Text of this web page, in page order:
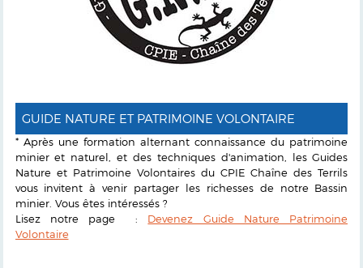
GUIDE NATURE ET PATRIMOINE VOLONTAIRE
* Après une formation alternant connaissance du patrimoine
minier et naturel, et des techniques d'animation, les Guides
Nature et Patrimoine Volontaires du CPIE Chaîne des Terrils
vous invitent à venir partager les richesses de notre Bassin
minier. Vous êtes intéressés ?
Lisez notre page : Devenez Guide Nature Patrimoine
Volontaire